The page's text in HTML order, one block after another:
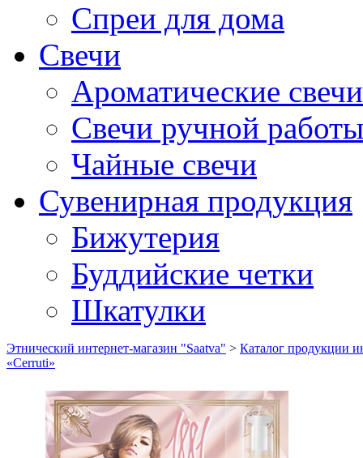
Спреи для дома
Свечи
Ароматические свечи
Свечи ручной работы
Чайные свечи
Сувенирная продукция
Бижутерия
Буддийские четки
Шкатулки
Этнический интернет-магазин "Saatva" > Каталог продукции
«Cerruti»